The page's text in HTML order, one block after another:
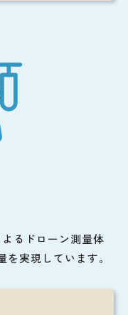
るドローン測量体
実現しています。